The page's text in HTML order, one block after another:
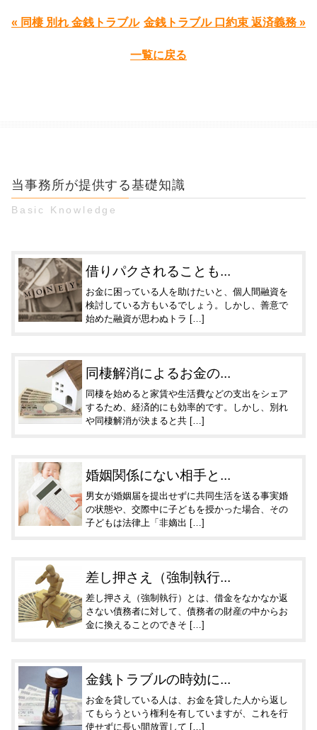
« 同棲 別れ 金銭トラブル 金銭トラブル 口約束 返済義務 »
一覧に戻る
当事務所が提供する基礎知識
Basic Knowledge
借りパクされることも...
お金に困っている人を助けたいと、個人間融資を
検討している方もいるでしょう。しかし、善意で
始めた融資が思わぬトラ […]
同棲解消によるお金の...
同棲を始めると家賃や生活費などの支出をシェア
するため、経済的にも効率的です。しかし、別れ
や同棲解消が決まると共 […]
婚姻関係にない相手と...
男女が婚姻届を提出せずに共同生活を送る事実婚
の状態や、交際中に子どもを授かった場合、その
子どもは法律上「非嫡出 […]
差し押さえ（強制執行...
差し押さえ（強制執行）とは、借金をなかなか返
さない債務者に対して、債務者の財産の中からお
金に換えることのできそ […]
金銭トラブルの時効に...
お金を貸している人は、お金を貸した人から返し
てもらうという権利を有していますが、これを行
使せずに長い間放置して […]